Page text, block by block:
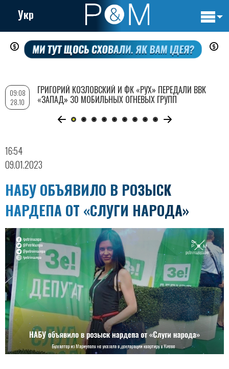
Перейти
содержанию
Укр
16:54
09.01.2023
НАБУ ОБЪЯВИЛО В РОЗЫСК
НАРДЕПА ОТ «СЛУГИ НАРОДА»
09:08
28.10
ГРИГОРИЙ КОЗЛОВСКИЙ И ФК «РУХ» ПЕРЕДАЛИ ВВК
«ЗАПАД» 30 МОБИЛЬНЫХ ОГНЕВЫХ ГРУПП